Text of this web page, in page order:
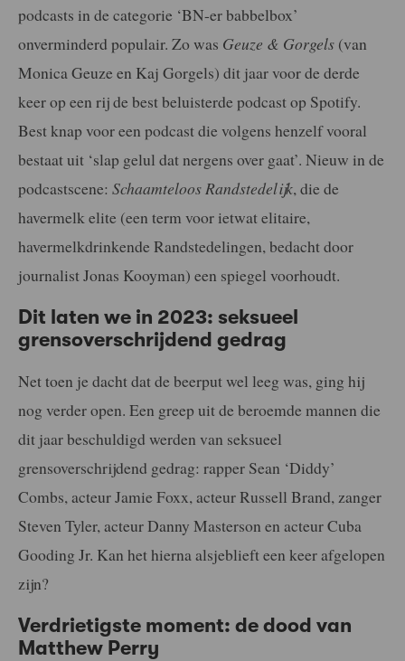
podcasts in de categorie ‘BN-er babbelbox’
onverminderd populair. Zo was Geuze & Gorgels (van
Monica Geuze en Kaj Gorgels) dit jaar voor de derde
keer op een rij de best beluisterde podcast op Spotify.
Best knap voor een podcast die volgens henzelf vooral
bestaat uit ‘slap gelul dat nergens over gaat’. Nieuw in de
podcastscene: Schaamteloos Randstedelijk, die de
havermelk elite (een term voor ietwat elitaire,
havermelkdrinkende Randstedelingen, bedacht door
journalist Jonas Kooyman) een spiegel voorhoudt.
Dit laten we in 2023: seksueel
grensoverschrijdend gedrag
Net toen je dacht dat de beerput wel leeg was, ging hij
nog verder open. Een greep uit de beroemde mannen die
dit jaar beschuldigd werden van seksueel
grensoverschrijdend gedrag: rapper Sean ‘Diddy’
Combs, acteur Jamie Foxx, acteur Russell Brand, zanger
Steven Tyler, acteur Danny Masterson en acteur Cuba
Gooding Jr. Kan het hierna alsjeblieft een keer afgelopen
zijn?
Verdrietigste moment: de dood van
Matthew Perry